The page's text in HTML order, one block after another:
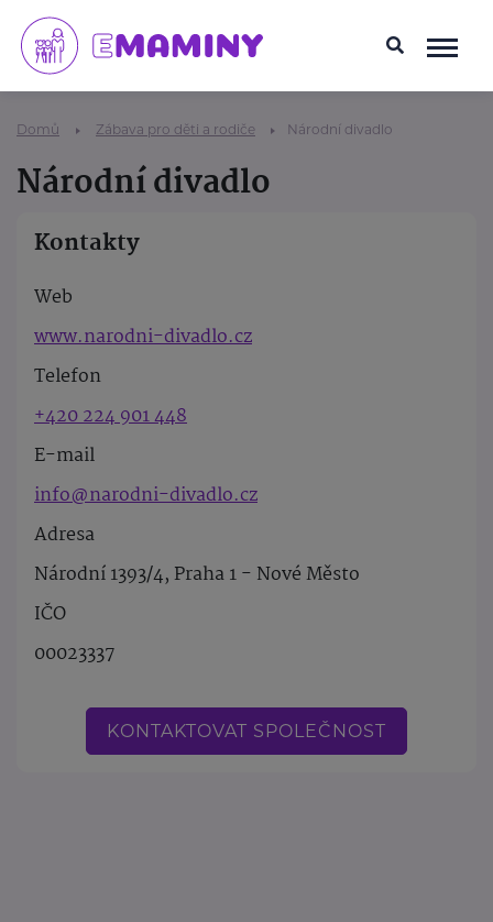
Domů Zábava pro děti a rodiče Národní divadlo
Národní divadlo
Kontakty
Web
www.narodni-divadlo.cz
Telefon
+420 224 901 448
E-mail
info@narodni-divadlo.cz
Adresa
Národní 1393/4, Praha 1 - Nové Město
IČO
00023337
KONTAKTOVAT SPOLEČNOST